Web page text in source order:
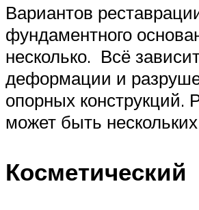
Вариантов
фундаментного
несколько. Всё
деформации и
опорных конструкций.
может быть
Косметический